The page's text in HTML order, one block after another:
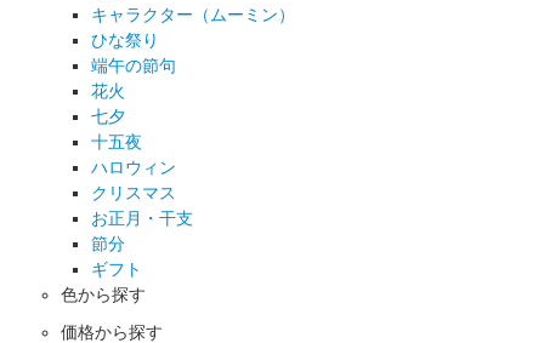
キャラクター（ムーミン）
ひな祭り
端午の節句
花火
七夕
十五夜
ハロウィン
クリスマス
お正月・干支
節分
ギフト
色から探す
価格から探す